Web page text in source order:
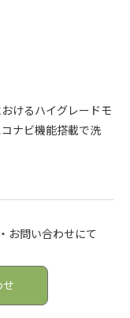
けるハイグレードモ
ナビ機能搭載で洗
お問い合わせにて